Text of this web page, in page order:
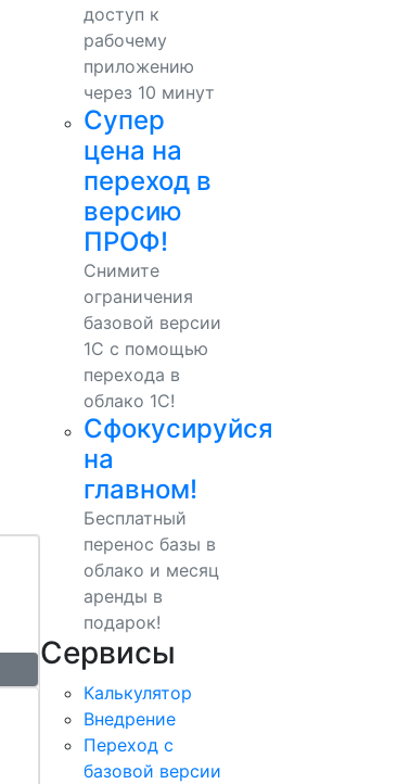
доступ к
рабочему
приложению
через 10 минут
Супер
цена на
переход в
версию
ПРОФ!
Снимите
ограничения
базовой версии
1С с помощью
перехода в
облако 1С!
Сфокусируйся
на
главном!
Бесплатный
перенос базы в
облако и месяц
аренды в
подарок!
Сервисы
Калькулятор
Внедрение
Переход с
базовой версии